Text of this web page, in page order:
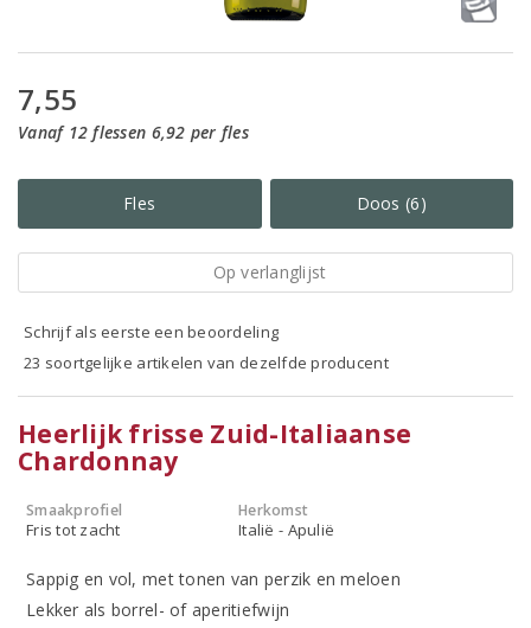
7,55
Vanaf 12 flessen 6,92 per fles
Fles Doos (6)
Op verlanglijst
Schrijf als eerste een beoordeling
23 soortgelijke artikelen van dezelfde producent
Heerlijk frisse Zuid-Italiaanse
Chardonnay
Smaakprofiel
Fris tot zacht
Herkomst
Italië - Apulië
Sappig en vol, met tonen van perzik en meloen
Lekker als borrel- of aperitiefwijn